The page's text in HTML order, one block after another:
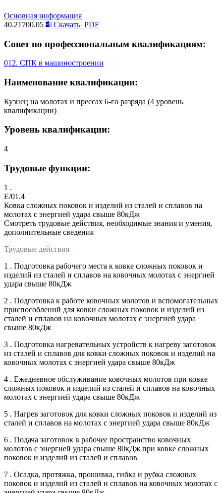
Основная информация
40.21700.05
Скачать PDF
Совет по профессиональным квалификациям:
012. СПК в машиностроении
Наименование квалификации:
Кузнец на молотах и прессах 6-го разряда (4 уровень
квалификации)
Уровень квалификации:
4
Трудовые функции:
1 .
E/01.4
Ковка сложных поковок и изделий из сталей и сплавов на
молотах с энергией удара свыше 80кДж
Смотреть трудовые действия, необходимые знания и умения,
дополнительные сведения
Трудовые действия
1 . Подготовка рабочего места к ковке сложных поковок и
изделий из сталей и сплавов на ковочных молотах с энергией
удара свыше 80кДж
2 . Подготовка к работе ковочных молотов и вспомогательных
приспособлений для ковки сложных поковок и изделий из
сталей и сплавов на ковочных молотах с энергией удара
свыше 80кДж
3 . Подготовка нагревательных устройств к нагреву заготовок
из сталей и сплавов для ковки сложных поковок и изделий на
ковочных молотах с энергией удара свыше 80кДж
4 . Ежедневное обслуживание ковочных молотов при ковке
сложных поковок и изделий из сталей и сплавов на ковочных
молотах с энергией удара свыше 80кДж
5 . Нагрев заготовок для ковки сложных поковок и изделий из
сталей и сплавов на молотах с энергией удара свыше 80кДж
6 . Подача заготовок в рабочее пространство ковочных
молотов с энергией удара свыше 80кДж при ковке сложных
поковок и изделий из сталей и сплавов
7 . Осадка, протяжка, прошивка, гибка и рубка сложных
поковок и изделий из сталей и сплавов на ковочных молотах с